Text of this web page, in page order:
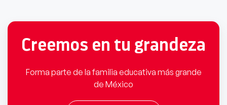
Creemos en tu grandeza
Forma parte de la familia educativa más grande
de México